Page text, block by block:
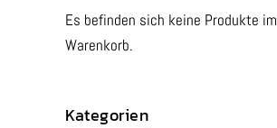
Es befinden sich keine Produkte im
Warenkorb.
Kategorien